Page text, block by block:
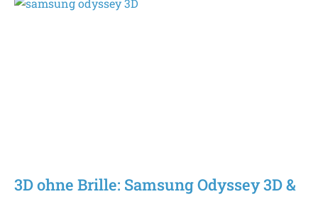
3D ohne Brille: Samsung Odyssey 3D &